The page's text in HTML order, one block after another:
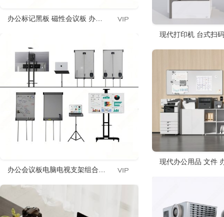
办公标记黑板 磁性会议板 办公文件柜 微单相机 便签纸 工作
办公会议板电脑电视支架组合 工作标记黑板 白板 手提电脑支
现代打印机 台式扫
现代办公用品 文件